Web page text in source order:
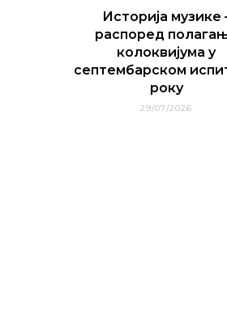
Историја музике
распоред
колоквијума у
септембарском
року
29/07/2026